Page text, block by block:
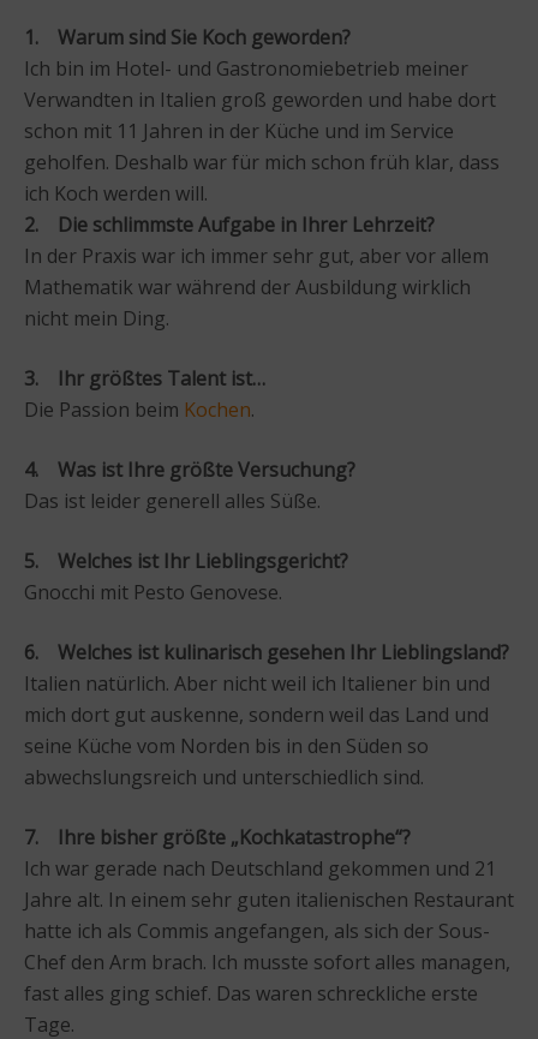
1. Warum sind Sie Koch geworden?
Ich bin im Hotel- und Gastronomiebetrieb meiner
Verwandten in Italien groß geworden und habe dort
schon mit 11 Jahren in der Küche und im Service
geholfen. Deshalb war für mich schon früh klar, dass
ich Koch werden will.
2. Die schlimmste Aufgabe in Ihrer Lehrzeit?
In der Praxis war ich immer sehr gut, aber vor allem
Mathematik war während der Ausbildung wirklich
nicht mein Ding.
3. Ihr größtes Talent ist…
Die Passion beim Kochen.
4. Was ist Ihre größte Versuchung?
Das ist leider generell alles Süße.
5. Welches ist Ihr Lieblingsgericht?
Gnocchi mit Pesto Genovese.
6. Welches ist kulinarisch gesehen Ihr Lieblingsland?
Italien natürlich. Aber nicht weil ich Italiener bin und
mich dort gut auskenne, sondern weil das Land und
seine Küche vom Norden bis in den Süden so
abwechslungsreich und unterschiedlich sind.
7. Ihre bisher größte „Kochkatastrophe“?
Ich war gerade nach Deutschland gekommen und 21
Jahre alt. In einem sehr guten italienischen Restaurant
hatte ich als Commis angefangen, als sich der Sous-
Chef den Arm brach. Ich musste sofort alles managen,
fast alles ging schief. Das waren schreckliche erste
Tage.